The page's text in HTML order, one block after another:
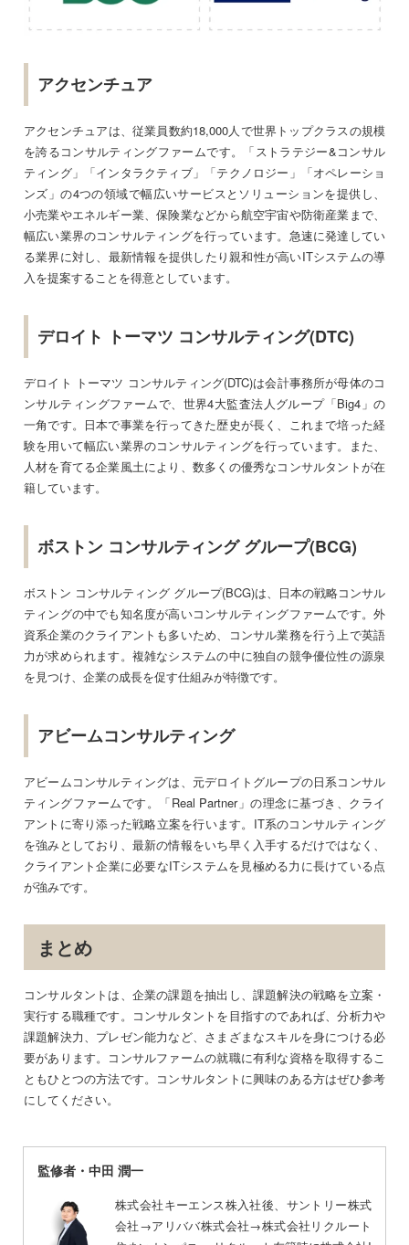
アクセンチュア
アクセンチュアは、従業員数約18,000人で世界トップクラスの規模
を誇るコンサルティングファームです。「ストラテジー&コンサル
ティング」「インタラクティブ」「テクノロジー」「オペレーショ
ンズ」の4つの領域で幅広いサービスとソリューションを提供し、
小売業やエネルギー業、保険業などから航空宇宙や防衛産業まで、
幅広い業界のコンサルティングを行っています。急速に発達してい
る業界に対し、最新情報を提供したり親和性が高いITシステムの導
入を提案することを得意としています。
デロイト トーマツ コンサルティング(DTC)
デロイト トーマツ コンサルティング(DTC)は会計事務所が母体のコ
ンサルティングファームで、世界4大監査法人グループ「Big4」の
一角です。日本で事業を行ってきた歴史が長く、これまで培った経
験を用いて幅広い業界のコンサルティングを行っています。また、
人材を育てる企業風土により、数多くの優秀なコンサルタントが在
籍しています。
ボストン コンサルティング グループ(BCG)
ボストン コンサルティング グループ(BCG)は、日本の戦略コンサル
ティングの中でも知名度が高いコンサルティングファームです。外
資系企業のクライアントも多いため、コンサル業務を行う上で英語
力が求められます。複雑なシステムの中に独自の競争優位性の源泉
を見つけ、企業の成長を促す仕組みが特徴です。
アビームコンサルティング
アビームコンサルティングは、元デロイトグループの日系コンサル
ティングファームです。「Real Partner」の理念に基づき、クライ
アントに寄り添った戦略立案を行います。IT系のコンサルティング
を強みとしており、最新の情報をいち早く入手するだけではなく、
クライアント企業に必要なITシステムを見極める力に長けている点
が強みです。
まとめ
コンサルタントは、企業の課題を抽出し、課題解決の戦略を立案・
実行する職種です。コンサルタントを目指すのであれば、分析力や
課題解決力、プレゼン能力など、さまざまなスキルを身につける必
要があります。コンサルファームの就職に有利な資格を取得するこ
ともひとつの方法です。コンサルタントに興味のある方はぜひ参考
にしてください。
監修者・中田 潤一
株式会社キーエンス株入社後、サントリー株式
会社→アリババ株式会社→株式会社リクルート